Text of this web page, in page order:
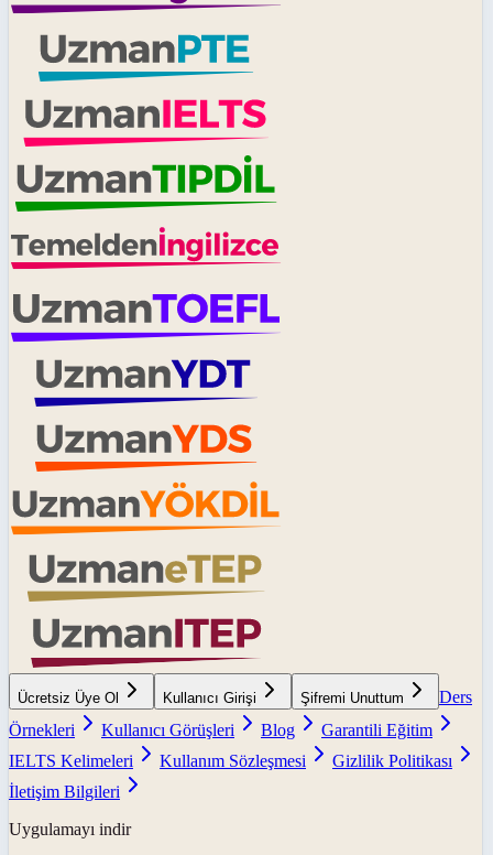
Ücretsiz Üye Ol Kullanıcı Girişi Şifremi Unuttum
Ders
Örnekleri
Kullanıcı Görüşleri Blog
Garantili Eğitim
IELTS Kelimeleri
Kullanım Sözleşmesi
Gizlilik Politikası
İletişim Bilgileri
Uygulamayı indir